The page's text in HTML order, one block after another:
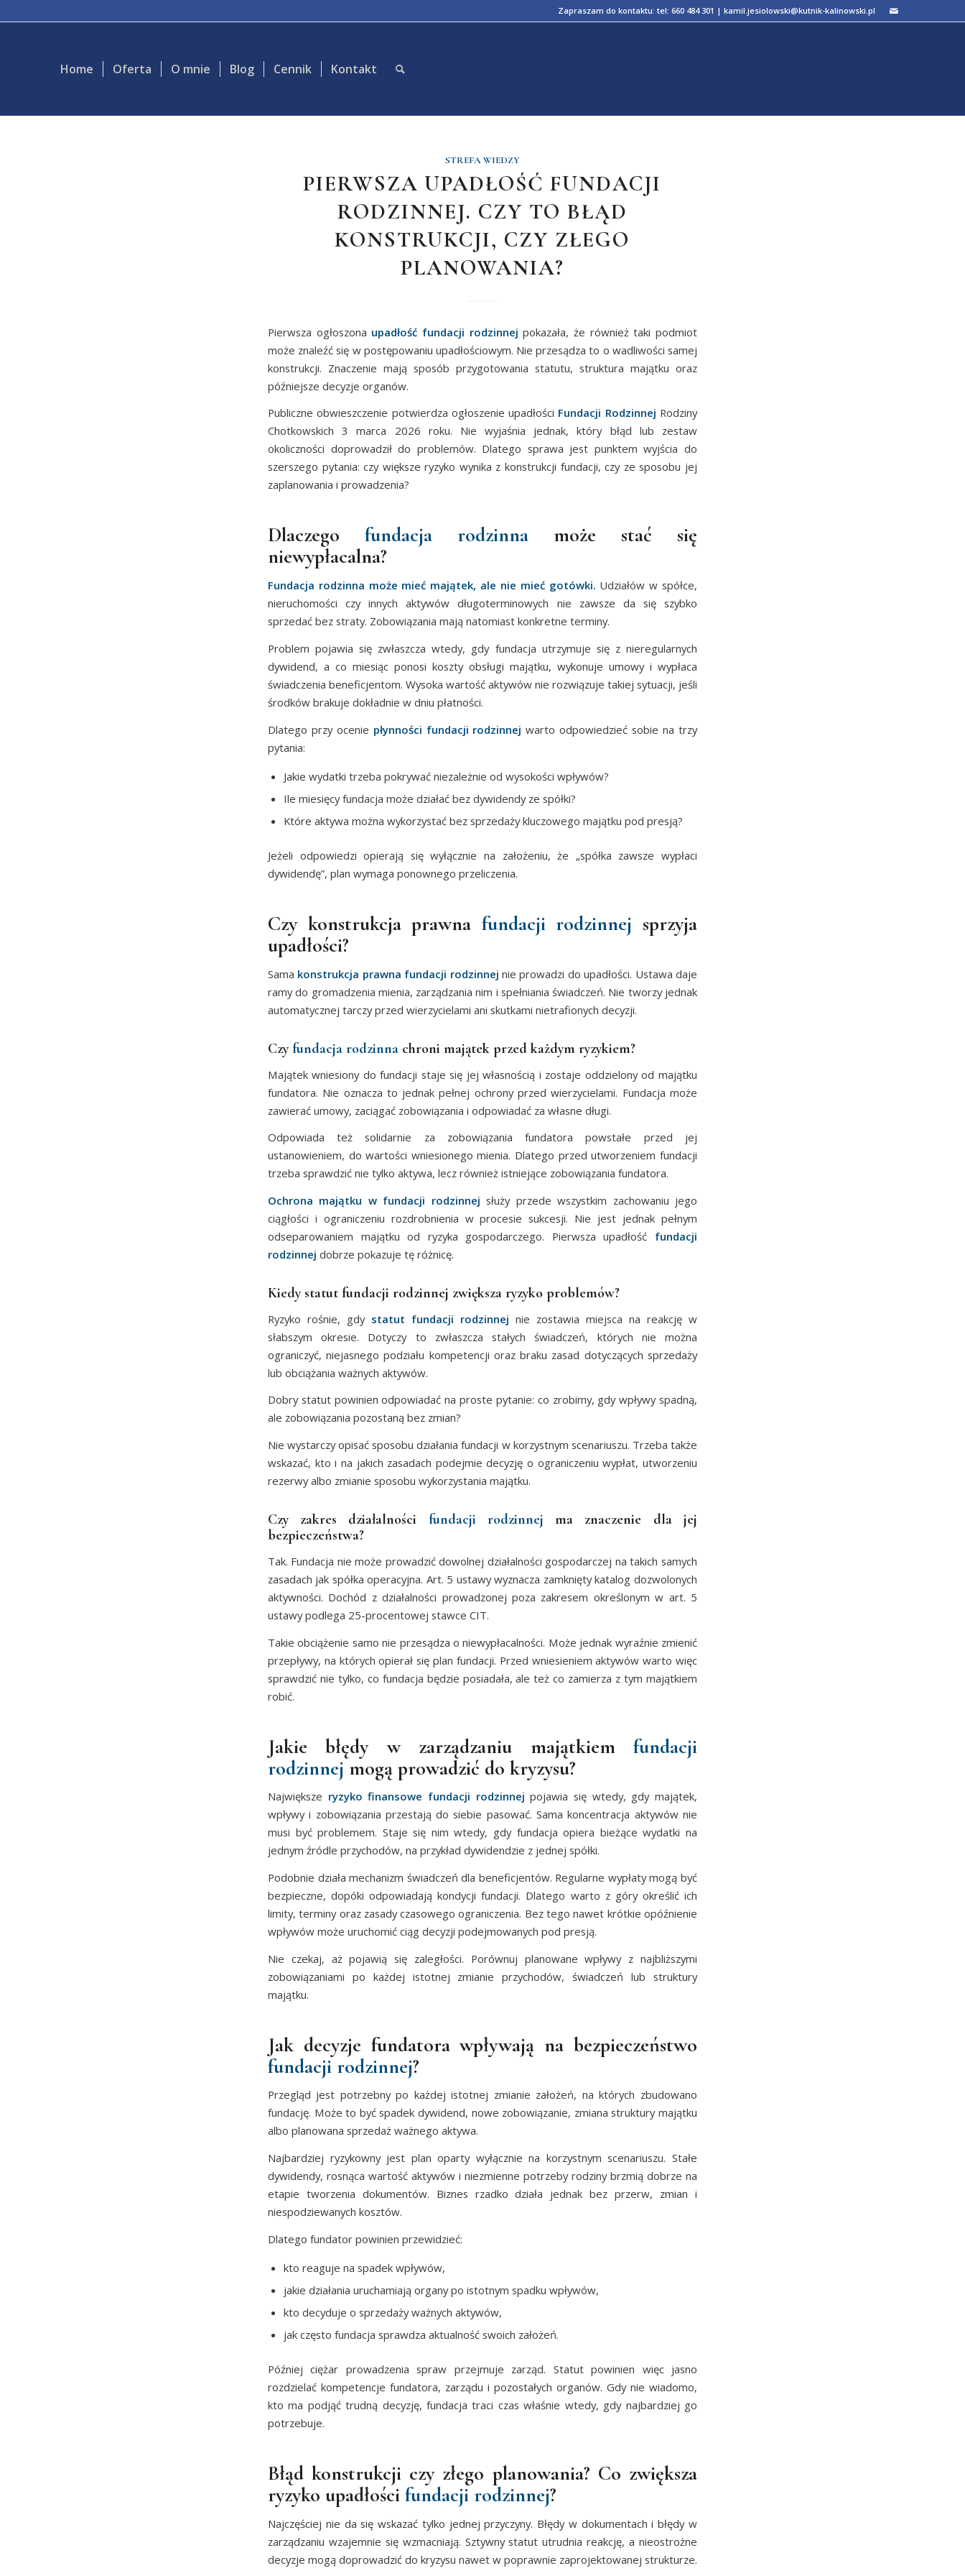
Zapraszam do kontaktu:tel: 660 484 301 |kamil.jesiolowski@kutnik-kalinowski.pl
Home Oferta O mnie Blog Cennik Kontakt
STREFA WIEDZY
PIERWSZA UPADŁOŚĆ FUNDACJI
RODZINNEJ. CZY TO BŁĄD
KONSTRUKCJI, CZY ZŁEGO
PLANOWANIA?
Pierwsza ogłoszona upadłość fundacji rodzinnej pokazała, że również taki podmiot
może znaleźć się w postępowaniu upadłościowym. Nie przesądza to o wadliwości samej
konstrukcji. Znaczenie mają sposób przygotowania statutu, struktura majątku oraz
późniejsze decyzje organów.
Publiczne obwieszczenie potwierdza ogłoszenie upadłości Fundacji Rodzinnej Rodziny
Chotkowskich 3 marca 2026 roku. Nie wyjaśnia jednak, który błąd lub zestaw
okoliczności doprowadził do problemów. Dlatego sprawa jest punktem wyjścia do
szerszego pytania: czy większe ryzyko wynika z konstrukcji fundacji, czy ze sposobu jej
zaplanowania i prowadzenia?
Dlaczego fundacja rodzinnamoże stać się
niewypłacalna?
Fundacja rodzinna może mieć majątek, ale nie mieć gotówki. Udziałów w spółce,
nieruchomości czy innych aktywów długoterminowych nie zawsze da się szybko
sprzedać bez straty. Zobowiązania mają natomiast konkretne terminy.
Problem pojawia się zwłaszcza wtedy, gdy fundacja utrzymuje się z nieregularnych
dywidend, a co miesiąc ponosi koszty obsługi majątku, wykonuje umowy i wypłaca
świadczenia beneficjentom. Wysoka wartość aktywów nie rozwiązuje takiej sytuacji, jeśli
środków brakuje dokładnie w dniu płatności.
Dlatego przy ocenie płynności fundacji rodzinnej warto odpowiedzieć sobie na trzy
pytania:
Jakie wydatki trzeba pokrywać niezależnie od wysokości wpływów?
Ile miesięcy fundacja może działać bez dywidendy ze spółki?
Które aktywa można wykorzystać bez sprzedaży kluczowego majątku pod presją?
Jeżeli odpowiedzi opierają się wyłącznie na założeniu, że „spółka zawsze wypłaci
dywidendę”, plan wymaga ponownego przeliczenia.
Czy konstrukcja prawna fundacji rodzinnej sprzyja
upadłości?
Sama konstrukcja prawna fundacji rodzinnej nie prowadzi do upadłości. Ustawa daje
ramy do gromadzenia mienia, zarządzania nim i spełniania świadczeń. Nie tworzy jednak
automatycznej tarczy przed wierzycielami ani skutkami nietrafionych decyzji.
Czyfundacja rodzinnachroni majątek przed każdym ryzykiem?
Majątek wniesiony do fundacji staje się jej własnością i zostaje oddzielony od majątku
fundatora. Nie oznacza to jednak pełnej ochrony przed wierzycielami. Fundacja może
zawierać umowy, zaciągać zobowiązania i odpowiadać za własne długi.
Odpowiada też solidarnie za zobowiązania fundatora powstałe przed jej
ustanowieniem, do wartości wniesionego mienia. Dlatego przed utworzeniem fundacji
trzeba sprawdzić nie tylko aktywa, lecz również istniejące zobowiązania fundatora.
Ochrona majątku w fundacji rodzinnej służy przede wszystkim zachowaniu jego
ciągłości i ograniczeniu rozdrobnienia w procesie sukcesji. Nie jest jednak pełnym
odseparowaniem majątku od ryzyka gospodarczego. Pierwsza upadłość fundacji
rodzinnej dobrze pokazuje tę różnicę.
Kiedy statut fundacji rodzinnej zwiększa ryzyko problemów?
Ryzyko rośnie, gdy statut fundacji rodzinnej nie zostawia miejsca na reakcję w
słabszym okresie. Dotyczy to zwłaszcza stałych świadczeń, których nie można
ograniczyć, niejasnego podziału kompetencji oraz braku zasad dotyczących sprzedaży
lub obciążania ważnych aktywów.
Dobry statut powinien odpowiadać na proste pytanie: co zrobimy, gdy wpływy spadną,
ale zobowiązania pozostaną bez zmian?
Nie wystarczy opisać sposobu działania fundacji w korzystnym scenariuszu. Trzeba także
wskazać, kto i na jakich zasadach podejmie decyzję o ograniczeniu wypłat, utworzeniu
rezerwy albo zmianie sposobu wykorzystania majątku.
Czy zakres działalności fundacji rodzinnej ma znaczenie dla jej
bezpieczeństwa?
Tak. Fundacja nie może prowadzić dowolnej działalności gospodarczej na takich samych
zasadach jak spółka operacyjna. Art. 5 ustawy wyznacza zamknięty katalog dozwolonych
aktywności. Dochód z działalności prowadzonej poza zakresem określonym w art. 5
ustawy podlega 25-procentowej stawce CIT.
Takie obciążenie samo nie przesądza o niewypłacalności. Może jednak wyraźnie zmienić
przepływy, na których opierał się plan fundacji. Przed wniesieniem aktywów warto więc
sprawdzić nie tylko, co fundacja będzie posiadała, ale też co zamierza z tym majątkiem
robić.
Jakie błędy w zarządzaniu majątkiem fundacji
rodzinnej mogą prowadzić do kryzysu?
Największe ryzyko finansowe fundacji rodzinnej pojawia się wtedy, gdy majątek,
wpływy i zobowiązania przestają do siebie pasować. Sama koncentracja aktywów nie
musi być problemem. Staje się nim wtedy, gdy fundacja opiera bieżące wydatki na
jednym źródle przychodów, na przykład dywidendzie z jednej spółki.
Podobnie działa mechanizm świadczeń dla beneficjentów. Regularne wypłaty mogą być
bezpieczne, dopóki odpowiadają kondycji fundacji. Dlatego warto z góry określić ich
limity, terminy oraz zasady czasowego ograniczenia. Bez tego nawet krótkie opóźnienie
wpływów może uruchomić ciąg decyzji podejmowanych pod presją.
Nie czekaj, aż pojawią się zaległości. Porównuj planowane wpływy z najbliższymi
zobowiązaniami po każdej istotnej zmianie przychodów, świadczeń lub struktury
majątku.
Jak decyzje fundatora wpływają na bezpieczeństwo
fundacji rodzinnej?
Przegląd jest potrzebny po każdej istotnej zmianie założeń, na których zbudowano
fundację. Może to być spadek dywidend, nowe zobowiązanie, zmiana struktury majątku
albo planowana sprzedaż ważnego aktywa.
Najbardziej ryzykowny jest plan oparty wyłącznie na korzystnym scenariuszu. Stałe
dywidendy, rosnąca wartość aktywów i niezmienne potrzeby rodziny brzmią dobrze na
etapie tworzenia dokumentów. Biznes rzadko działa jednak bez przerw, zmian i
niespodziewanych kosztów.
Dlatego fundator powinien przewidzieć:
kto reaguje na spadek wpływów,
jakie działania uruchamiają organy po istotnym spadku wpływów,
kto decyduje o sprzedaży ważnych aktywów,
jak często fundacja sprawdza aktualność swoich założeń.
Później ciężar prowadzenia spraw przejmuje zarząd. Statut powinien więc jasno
rozdzielać kompetencje fundatora, zarządu i pozostałych organów. Gdy nie wiadomo,
kto ma podjąć trudną decyzję, fundacja traci czas właśnie wtedy, gdy najbardziej go
potrzebuje.
Błąd konstrukcji czy złego planowania? Co zwiększa
ryzyko upadłości fundacji rodzinnej?
Najczęściej nie da się wskazać tylko jednej przyczyny. Błędy w dokumentach i błędy w
zarządzaniu wzajemnie się wzmacniają. Sztywny statut utrudnia reakcję, a nieostrożne
decyzje mogą doprowadzić do kryzysu nawet w poprawnie zaprojektowanej strukturze.